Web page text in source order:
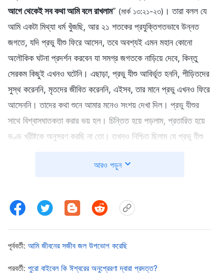
আগে থেকেই সব কথা আমি বলে রাখলাম” (মার্ক ১৩:২১-২৩) । তারা বলল যে
আমি একটা মিথ্যা ধর্ম খুঁজছি, আর ২১ শতকের প্রযুক্তিগতভাবে উন্নত
জগতে, যদি প্রভু যীশু ফিরে আসেন, তবে অবশ্যই এমন মহান কোনো
অলৌকিক ঘটনা প্রদর্শন করবেন যা সমগ্র জগতকে নাড়িয়ে দেবে, কিন্তু
সেরকম কিছুই এখনও ঘটেনি। এছাড়া, প্রভু যীশু আবির্ভূত হননি, পীড়িতদের
সুস্থ করেননি, মৃতদের জীবিত করেননি, এইসব, তার মানে প্রভু এখনও ফিরে
আসেননি। তাদের কথা শুনে আমার মনেও সংশয় দেখা দিল। প্রভু যীশুর
সাথে বিশ্বাসঘাতকতা করার ভয় হল। চিন্তিত হয়ে পড়লাম, প্রতারিত হয়ে
ভণ্ড খ্রীষ্টকে অনুসরণ করছি না তো। তখনও নিশ্চিত ছিলাম যে প্রভু যীশু
প্রত্যেক ব্যক্তির বিচার করবেন, কিন্তু সুসমাচার প্রচারকরা বলল যে ঈশ্বর
করছেন। এই সব বিষয়গুলো আমার ভিতরে একটা দ্বন্দ্ব তৈরি করে, এবং
আমার অস্বস্তি আরো বেড়েই চলে। যদিও আমাদের সান্ধ্য উপদেশের জন্য
উন্মুখ ছিলাম তবুও এই অনুসন্ধান চালিয়ে যেতে চাইলাম, কিন্তু আমার
প্রতিবেশীরা যা বলল তা আমার হৃদয়ে গেঁথে গিয়েছিল, তাই সাবধান হয়ে
আরও পড়ুন
পূর্ববর্তী: আমি জীবনের সজীব জল উপভোগ করেছি
পরবর্তী: পুরো বাইবেল কি ঈশ্বরের অনুপ্রেরণা দ্বারা প্রদত্ত?